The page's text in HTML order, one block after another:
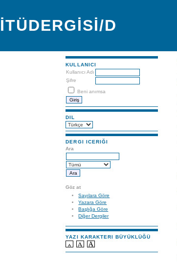
İTÜDERGİSİ/D
KULLANICI
Kullanıcı Adı
Şifre
Beni anımsa
DIL
DERGI ICERIĞI
Ara
Göz at
Sayılara Göre
Yazara Göre
Başlığa Göre
Diğer Dergiler
YAZI KARAKTERI BÜYÜKLÜĞÜ